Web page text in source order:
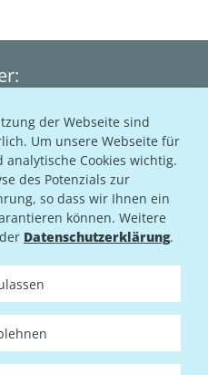
21322-22
Sie während der
von 8:00 bis 18:00 Uhr
Nutzer.
der Webseite sind
Um unsere Webseite für
Cookies wichtig.
des Potenzials zur
so dass wir Ihnen ein
können. Weitere
Datenschutzerklärung.